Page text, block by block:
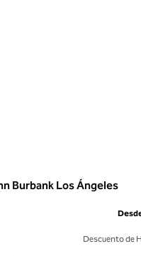
Burbank Los Ángeles
Descuento de